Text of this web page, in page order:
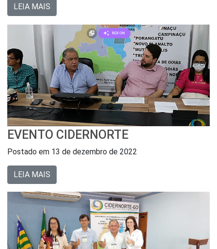
LEIA MAIS
EVENTO CIDERNORTE
Postado em 13 de dezembro de 2022
LEIA MAIS